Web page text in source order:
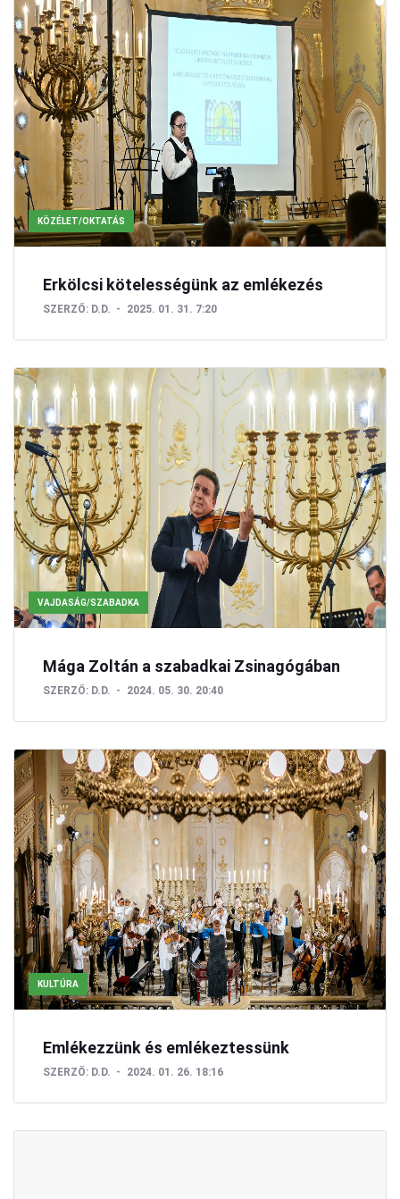
KÖZÉLET/OKTATÁS
Erkölcsi kötelességünk az emlékezés
SZERZŐ: D.D. 2025. 01. 31. 7:20
VAJDASÁG/SZABADKA
Mága Zoltán a szabadkai Zsinagógában
SZERZŐ: D.D. 2024. 05. 30. 20:40
KULTÚRA
Emlékezzünk és emlékeztessünk
SZERZŐ: D.D. 2024. 01. 26. 18:16